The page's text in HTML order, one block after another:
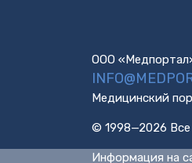
ООО
Медицинский
© 1998—2026 Все
Информация на